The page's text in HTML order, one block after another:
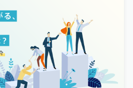
イフバランス
立ち資料